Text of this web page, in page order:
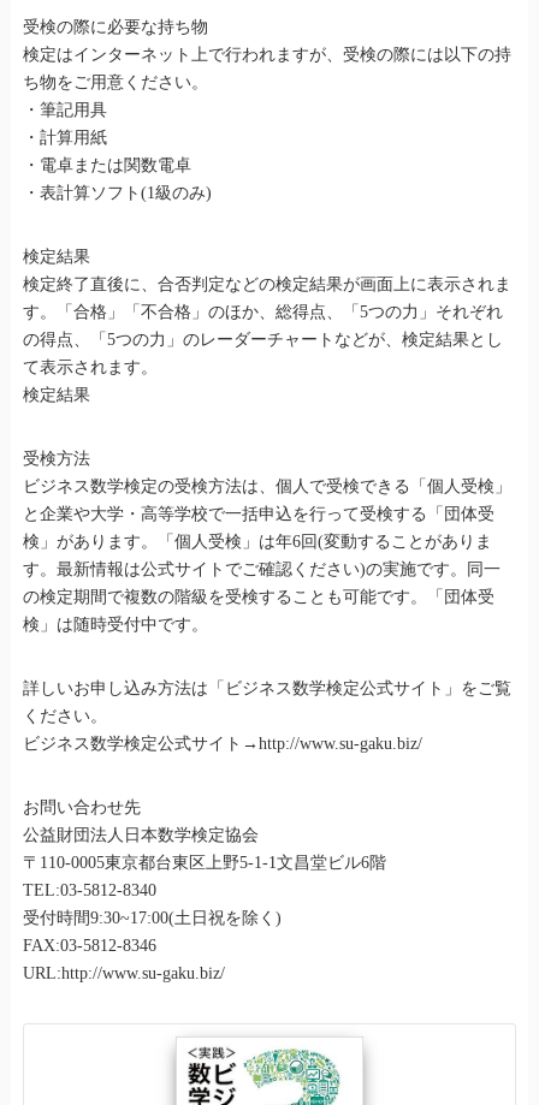
受検の際に必要な持ち物
検定はインターネット上で行われますが、受検の際には以下の持
ち物をご用意ください。
・筆記用具
・計算用紙
・電卓または関数電卓
・表計算ソフト(1級のみ)
検定結果
検定終了直後に、合否判定などの検定結果が画面上に表示されま
す。「合格」「不合格」のほか、総得点、「5つの力」それぞれ
の得点、「5つの力」のレーダーチャートなどが、検定結果とし
て表示されます。
検定結果
受検方法
ビジネス数学検定の受検方法は、個人で受検できる「個人受検」
と企業や大学・高等学校で一括申込を行って受検する「団体受
検」があります。「個人受検」は年6回(変動することがありま
す。最新情報は公式サイトでご確認ください)の実施です。同一
の検定期間で複数の階級を受検することも可能です。「団体受
検」は随時受付中です。
詳しいお申し込み方法は「ビジネス数学検定公式サイト」をご覧
ください。
ビジネス数学検定公式サイト→http://www.su-gaku.biz/
お問い合わせ先
公益財団法人日本数学検定協会
〒110-0005東京都台東区上野5-1-1文昌堂ビル6階
TEL:03-5812-8340
受付時間9:30~17:00(土日祝を除く)
FAX:03-5812-8346
URL:http://www.su-gaku.biz/